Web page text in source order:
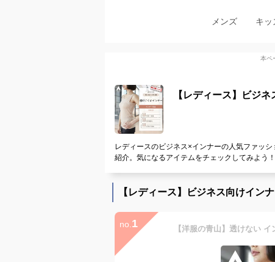
メンズ キッ
本ペ
【レディース】ビジ
レディースのビジネス×インナーの人気ファッ
紹介。気になるアイテムをチェックしてみよう！
【レディース】ビジネス向けイン
no. 1